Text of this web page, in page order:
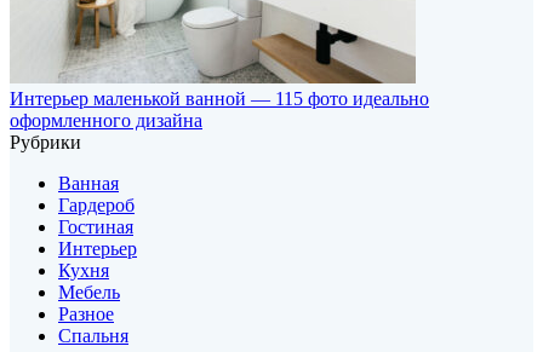
Интерьер маленькой ванной — 115 фото идеально
оформленного дизайна
Рубрики
Ванная
Гардероб
Гостиная
Интерьер
Кухня
Мебель
Разное
Спальня